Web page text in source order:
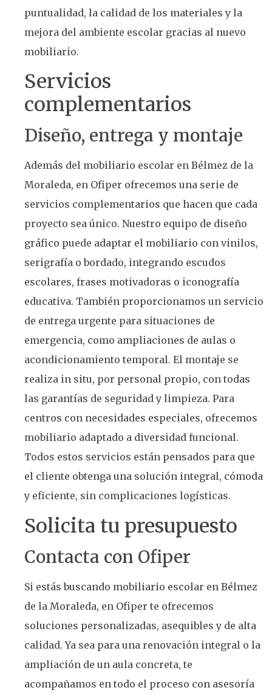
puntualidad, la calidad de los materiales y la
mejora del ambiente escolar gracias al nuevo
mobiliario.
Servicios
complementarios
Diseño, entrega y montaje
Además del mobiliario escolar en Bélmez de la
Moraleda, en Ofiper ofrecemos una serie de
servicios complementarios que hacen que cada
proyecto sea único. Nuestro equipo de diseño
gráfico puede adaptar el mobiliario con vinilos,
serigrafía o bordado, integrando escudos
escolares, frases motivadoras o iconografía
educativa. También proporcionamos un servicio
de entrega urgente para situaciones de
emergencia, como ampliaciones de aulas o
acondicionamiento temporal. El montaje se
realiza in situ, por personal propio, con todas
las garantías de seguridad y limpieza. Para
centros con necesidades especiales, ofrecemos
mobiliario adaptado a diversidad funcional.
Todos estos servicios están pensados para que
el cliente obtenga una solución integral, cómoda
y eficiente, sin complicaciones logísticas.
Solicita tu presupuesto
Contacta con Ofiper
Si estás buscando mobiliario escolar en Bélmez
de la Moraleda, en Ofiper te ofrecemos
soluciones personalizadas, asequibles y de alta
calidad. Ya sea para una renovación integral o la
ampliación de un aula concreta, te
acompañamos en todo el proceso con asesoría